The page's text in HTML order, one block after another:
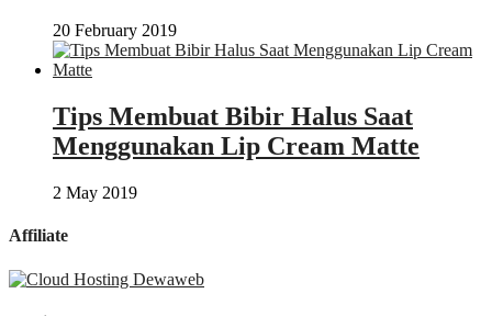
20 February 2019
Tips Membuat Bibir Halus Saat
Menggunakan Lip Cream Matte
2 May 2019
Affiliate